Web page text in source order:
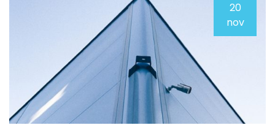
20
nov